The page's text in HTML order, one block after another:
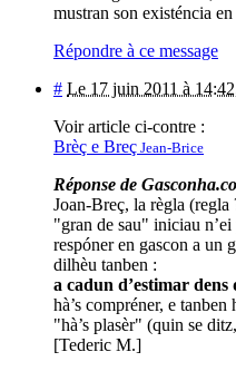
mustran son existéncia
Répondre à ce message
# Le 17 juin 2011 à 14:42
Voir article ci-contre :
Brèç e Breç Jean-Brice
Réponse de
Joan-Breç, la règla (regla
"gran de sau" iniciau n’ei
respóner en gascon a un
dilhèu tanben :
a cadun d’estimar
hà’s compréner, e
"hà’s plasèr" (quin se
[Tederic M.]